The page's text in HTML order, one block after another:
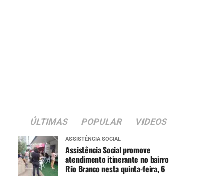
ÚLTIMAS POPULAR VIDEOS
ASSISTÊNCIA SOCIAL
Assistência Social promove
atendimento itinerante no bairro
Rio Branco nesta quinta-feira, 6